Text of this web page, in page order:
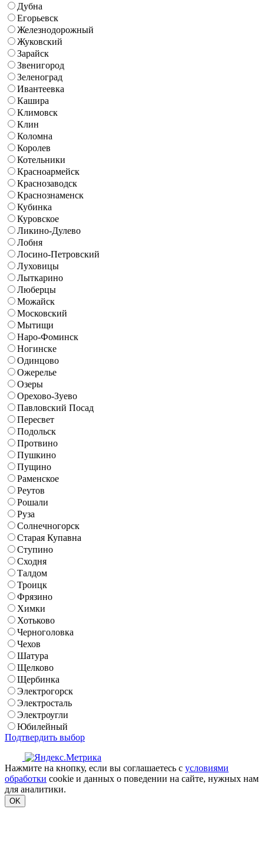
Дубна
Егорьевск
Железнодорожный
Жуковский
Зарайск
Звенигород
Зеленоград
Ивантеевка
Кашира
Климовск
Клин
Коломна
Королев
Котельники
Красноармейск
Краснозаводск
Краснознаменск
Кубинка
Куровское
Ликино-Дулево
Лобня
Лосино-Петровский
Луховицы
Лыткарино
Люберцы
Можайск
Московский
Мытищи
Наро-Фоминск
Ногинске
Одинцово
Ожерелье
Озеры
Орехово-Зуево
Павловский Посад
Пересвет
Подольск
Протвино
Пушкино
Пущино
Раменское
Реутов
Рошали
Руза
Солнечногорск
Старая Купавна
Ступино
Сходня
Талдом
Троицк
Фрязино
Химки
Хотьково
Черноголовка
Чехов
Шатура
Щелково
Щербинка
Электрогорск
Электросталь
Электроугли
Юбилейный
Подтвердить выбор
Нажмите на кнопку, если вы соглашаетесь с условиями
обработки cookie и данных о поведении на сайте, нужных нам
для аналитики.
OK